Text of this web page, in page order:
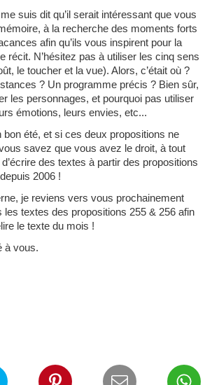
me suis dit qu’il serait intéressant que vous
à la recherche des moments forts
afin qu’ils vous inspirent pour la
récit. N’hésitez pas à utiliser les cinq sens
le toucher et la vue). Alors, c’était où ?
? Un programme précis ? Bien sûr,
les personnages, et pourquoi pas utiliser
émotions, leurs envies, etc...
bon été, et si ces deux propositions ne
savez que vous avez le droit, à tout
d’écrire des textes à partir des propositions
2006 !
je reviens vers vous prochainement
les textes des propositions 255 & 256 afin
le texte du mois !
à vous.